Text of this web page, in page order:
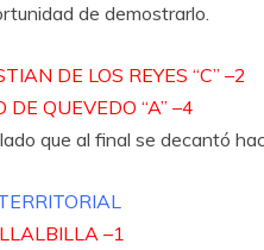
de demostrarlo.
DE LOS REYES “C” –2
DE QUEVEDO “A” –4
que al final se decantó
–1